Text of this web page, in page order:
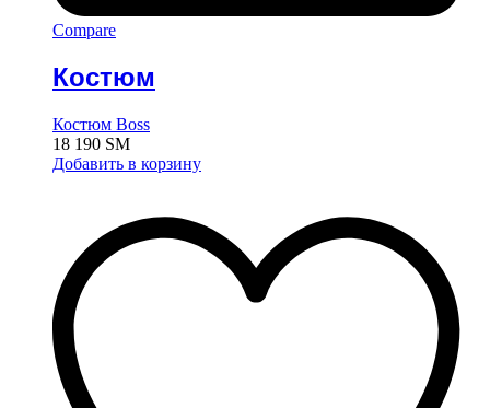
Compare
Костюм
Костюм Boss
18 190 ЅМ
Добавить в корзину